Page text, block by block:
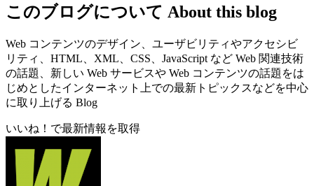
このブログについて About this blog
Web コンテンツのデザイン、ユーザビリティやアクセシビ
リティ、HTML、XML、CSS、JavaScript など Web 関連技術
の話題、新しい Web サービスや Web コンテンツの話題をは
じめとしたインターネット上での最新トピックスなどを中心
に取り上げる Blog
いいね！で最新情報を取得